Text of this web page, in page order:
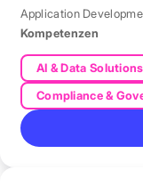
Application
Kompetenzen
AI & Data Solutions
Compliance &